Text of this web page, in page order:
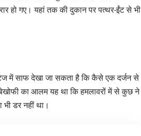
हो गए। यहां तक की दुकान पर पत्थर-ईंट से भी
में साफ देखा जा सकता है कि कैसे एक दर्जन से
का आलम यह था कि हमलावरों में से कुछ ने
डर नहीं था।